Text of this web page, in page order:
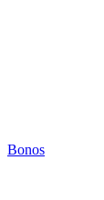
Bonos